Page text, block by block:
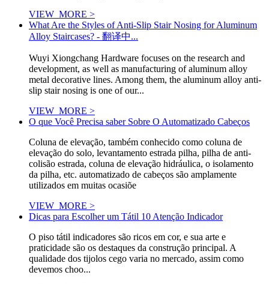
VIEW_MORE >
What Are the Styles of Anti-Slip Stair Nosing for Aluminum
Alloy Staircases? - 翻译中...
Wuyi Xiongchang Hardware focuses on the research and
development, as well as manufacturing of aluminum alloy
metal decorative lines. Among them, the aluminum alloy anti-
slip stair nosing is one of our...
VIEW_MORE >
O que Você Precisa saber Sobre O Automatizado Cabeços
Coluna de elevação, também conhecido como coluna de
elevação do solo, levantamento estrada pilha, pilha de anti-
colisão estrada, coluna de elevação hidráulica, o isolamento
da pilha, etc. automatizado de cabeços são amplamente
utilizados em muitas ocasiõe
VIEW_MORE >
Dicas para Escolher um Tátil 10 Atenção Indicador
O piso tátil indicadores são ricos em cor, e sua arte e
praticidade são os destaques da construção principal. A
qualidade dos tijolos cego varia no mercado, assim como
devemos choo...